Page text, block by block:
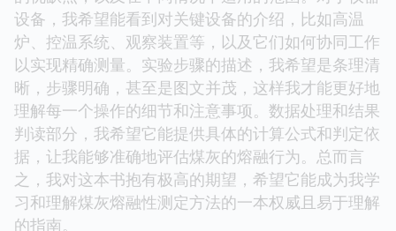
设备，我希望能看到对关键设备的介绍，比如高温
炉、控温系统、观察装置等，以及它们如何协同工作
以实现精确测量。实验步骤的描述，我希望是条理清
晰，步骤明确，甚至是图文并茂，这样我才能更好地
理解每一个操作的细节和注意事项。数据处理和结果
判读部分，我希望它能提供具体的计算公式和判定依
据，让我能够准确地评估煤灰的熔融行为。总而言
之，我对这本书抱有极高的期望，希望它能成为我学
习和理解煤灰熔融性测定方法的一本权威且易于理解
的指南。